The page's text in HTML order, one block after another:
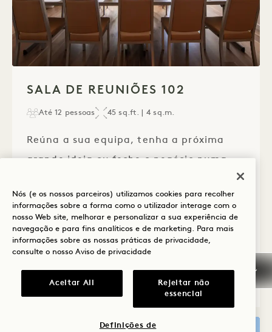
SALA DE REUNIÕES 102
Até 12 pessoas 45 sq.ft. | 4 sq.m.
Reúna a sua equipa, tenha a próxima
grande ideia ou feche o negócio numa
capacidade para 12 pessoas cada. Deixe-
nos ajudar no seu planeamento, para
que possa tratar dos seus negócios.
VER DETALHES
Nós (e os nossos parceiros) utilizamos cookies para recolher
informações sobre a forma como o utilizador interage com o
nosso Web site, melhorar e personalizar a sua experiência de
navegação e para fins analíticos e de marketing. Para mais
informações sobre as nossas práticas de privacidade,
consulte o nosso Aviso de privacidade
Aceitar All
Rejeitar não
essencial
Definições de